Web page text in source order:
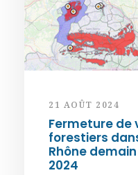
21 AOÛT 2024
Fermeture
forestiers
Rhône
2024